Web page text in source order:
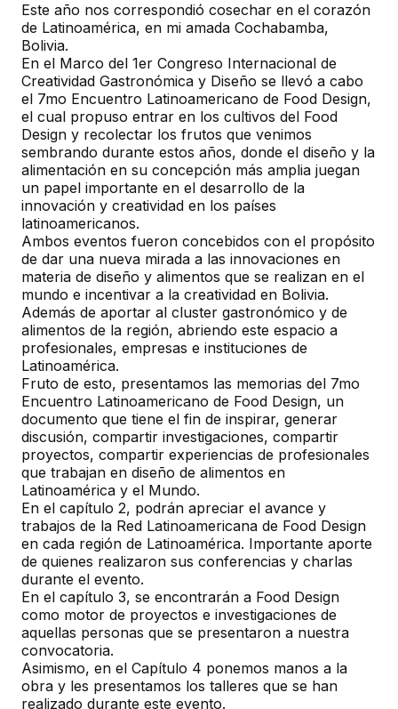
Este año nos correspondió cosechar en el corazón
de Latinoamérica, en mi amada Cochabamba,
Bolivia.
En el Marco del 1er Congreso Internacional de
Creatividad Gastronómica y Diseño se llevó a cabo
el 7mo Encuentro Latinoamericano de Food Design,
el cual propuso entrar en los cultivos del Food
Design y recolectar los frutos que venimos
sembrando durante estos años, donde el diseño y la
alimentación en su concepción más amplia juegan
un papel importante en el desarrollo de la
innovación y creatividad en los países
latinoamericanos.
Ambos eventos fueron concebidos con el propósito
de dar una nueva mirada a las innovaciones en
materia de diseño y alimentos que se realizan en el
mundo e incentivar a la creatividad en Bolivia.
Además de aportar al cluster gastronómico y de
alimentos de la región, abriendo este espacio a
profesionales, empresas e instituciones de
Latinoamérica.
Fruto de esto, presentamos las memorias del 7mo
Encuentro Latinoamericano de Food Design, un
documento que tiene el fin de inspirar, generar
discusión, compartir investigaciones, compartir
proyectos, compartir experiencias de profesionales
que trabajan en diseño de alimentos en
Latinoamérica y el Mundo.
En el capítulo 2, podrán apreciar el avance y
trabajos de la Red Latinoamericana de Food Design
en cada región de Latinoamérica. Importante aporte
de quienes realizaron sus conferencias y charlas
durante el evento.
En el capítulo 3, se encontrarán a Food Design
como motor de proyectos e investigaciones de
aquellas personas que se presentaron a nuestra
convocatoria.
Asimismo, en el Capítulo 4 ponemos manos a la
obra y les presentamos los talleres que se han
realizado durante este evento.